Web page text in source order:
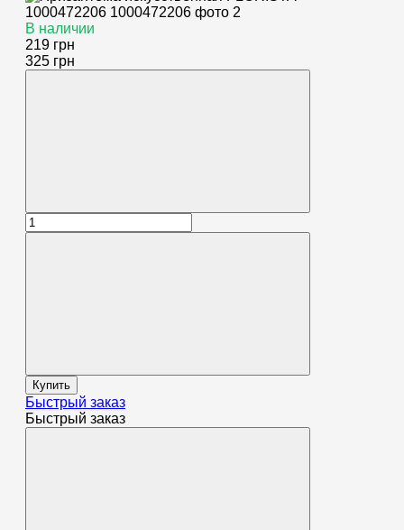
В наличии
219 грн
325 грн
Купить
Быстрый заказ
Быстрый заказ